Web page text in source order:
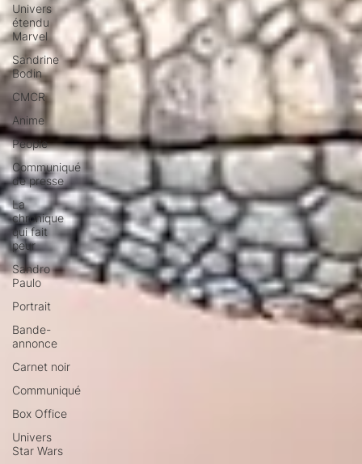
Univers
étendu
Marvel
Sandrine
Bodin
CMCR
Anime
People
Communiqué
de presse
La
chronique
qui fait
peur
Sandro
Paulo
Portrait
Bande-
annonce
Carnet noir
Communiqué
Box Office
Univers
Star Wars